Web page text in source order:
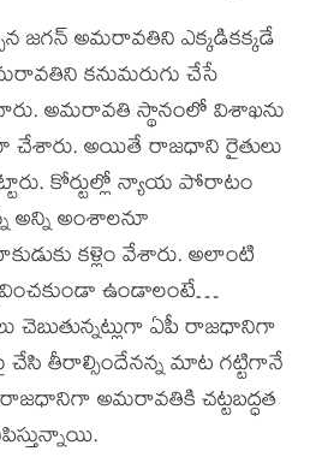
జగన్ అమరావతిని ఎక్కడికక్కడే
కనుమరుగు చేసే
అమరావతి స్థానంలో విశాఖను
చేశారు. అయితే రాజధాని రైతులు
కోర్టుల్లో న్యాయ పోరాటం
అన్ని అంశాలనూ
కళ్లెం వేశారు. అలాంటి
ఉండాలంటే…
చెబుతున్నట్లుగా ఏపీ రాజధానిగా
తీరాల్సిందేనన్న మాట గట్టిగానే
అమరావతికి చట్టబద్ధత